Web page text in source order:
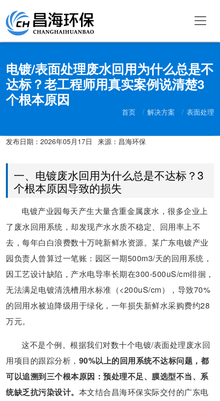
电镀/表面处理废水回用为什么总是不
达标？老工程师用真实案例说清楚3
个根本原因
首页 解决方案 表面处理
发布日期： 2026年05月17日 来源：昌海环保
一、电镀废水回用为什么总是不达标？3
个根本原因导致的损失
电镀产业园每天产生大量含重金属废水，很多企业上
了废水回用系统，却发现产水水质不稳定、回用率上不
去，每年白白浪费数十万吨新鲜水资源。某广东电镀产业
园负责人曾算过一笔账：园区一期500m3/天的回用系统，
因工艺设计缺陷，产水电导率长期在300-500uS/cm徘徊，
无法满足电镀清洗槽用水标准（<200uS/cm），导致70%
的回用水被迫降级用于绿化，一年损失新鲜水采购费约28
万元。
这不是个例。根据我们对数十个电镀/表面处理废水回
用项目的跟踪分析， 90%以上的回用系统不达标问题，都
可以追溯到三个根本原因：预处理不足、膜选型不当、系
统缺乏抗污染设计。 本文结合昌海环保实际交付的广东电